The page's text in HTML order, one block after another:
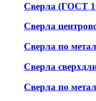
Сверла (ГОСТ
Сверла
Сверла по
Сверла
Сверла по